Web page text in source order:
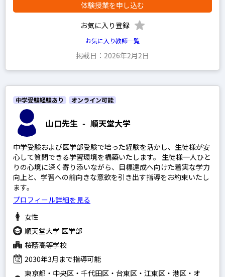
理系数学
文系数学
物理
化学
地学
世界史
地理
政経
倫理
現代社会
体験授業を申し込む
お気に入り登録
お気に入り教師一覧
掲載日：2026年2月2日
山口先生 - 順天堂大学
中学受験経験あり オンライン可能
中学受験および医学部受験で培った経験を活かし、生徒様が安
心して質問できる学習環境を構築いたします。 生徒様一人ひと
りの心境に深く寄り添いながら、目標達成へ向けた着実な学力
向上と、学習への前向きな意欲を引き出す指導をお約束いたし
ます。
プロフィール詳細を見る
女性
順天堂大学 医学部
桜蔭高等学校
2030年3月まで指導可能
東京都・中央区・千代田区・台東区・江東区・港区・オ